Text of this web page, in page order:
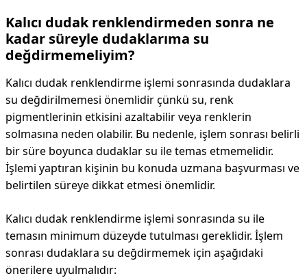
Kalıcı dudak renklendirmeden sonra ne
kadar süreyle dudaklarıma su
değdirmemeliyim?
Kalıcı dudak renklendirme işlemi sonrasında dudaklara
su değdirilmemesi önemlidir çünkü su, renk
pigmentlerinin etkisini azaltabilir veya renklerin
solmasına neden olabilir. Bu nedenle, işlem sonrası belirli
bir süre boyunca dudaklar su ile temas etmemelidir.
İşlemi yaptıran kişinin bu konuda uzmana başvurması ve
belirtilen süreye dikkat etmesi önemlidir.
Kalıcı dudak renklendirme işlemi sonrasında su ile
temasın minimum düzeyde tutulması gereklidir. İşlem
sonrası dudaklara su değdirmemek için aşağıdaki
önerilere uyulmalıdır: